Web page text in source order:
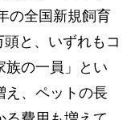
の全国新規飼育
と、いずれもコ
族の一員」とい
え、ペットの長